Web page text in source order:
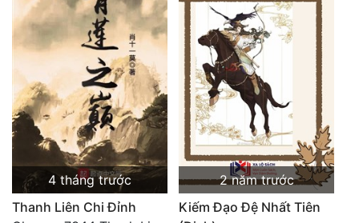
4 tháng trước
Thanh Liên Chi Đỉnh
2 năm trước
Kiếm Đạo Đệ Nhất Tiên